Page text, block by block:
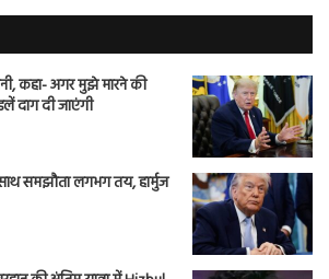
कहा- अगर मुझे मारने की
दाग दी जाएंगी
समझौता लगभग तय, हार्मुज